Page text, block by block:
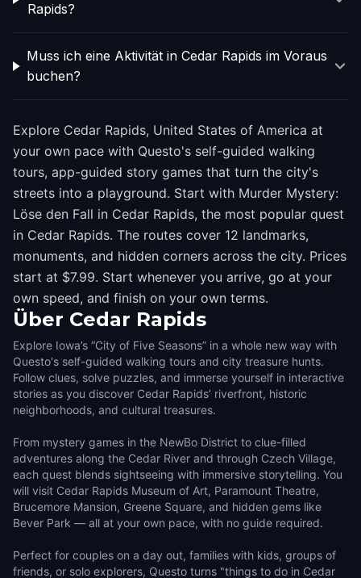
Rapids?
Muss ich eine Aktivität in Cedar Rapids im Voraus
buchen?
Explore Cedar Rapids, United States of America at
your own pace with Questo's self-guided walking
tours, app-guided story games that turn the city's
streets into a playground. Start with Murder Mystery:
Löse den Fall in Cedar Rapids, the most popular quest
in Cedar Rapids. The routes cover 12 landmarks,
monuments, and hidden corners across the city. Prices
start at $7.99. Start whenever you arrive, go at your
own speed, and finish on your own terms.
Über Cedar Rapids
Explore Iowa’s “City of Five Seasons” in a whole new way with
Questo's self-guided walking tours and city treasure hunts.
Follow clues, solve puzzles, and immerse yourself in interactive
stories as you discover Cedar Rapids’ riverfront, historic
neighborhoods, and cultural treasures.
From mystery games in the NewBo District to clue-filled
adventures along the Cedar River and through Czech Village,
each quest blends sightseeing with immersive storytelling. You
will visit Cedar Rapids Museum of Art, Paramount Theatre,
Brucemore Mansion, Greene Square, and hidden gems like
Bever Park — all at your own pace, with no guide required.
Perfect for couples on a day out, families with kids, groups of
friends, or solo explorers, Questo turns "things to do in Cedar